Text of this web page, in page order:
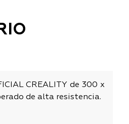
CREALITY de 300 x
de alta resistencia.